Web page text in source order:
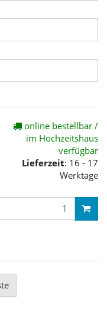
online bestellbar /
im Hochzeitshaus
verfügbar
Lieferzeit: 16 - 17
Werktage